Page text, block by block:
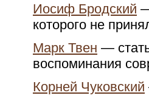
Иосиф Бродский
которого не
Марк Твен —
воспоминания
Корней Чуковский